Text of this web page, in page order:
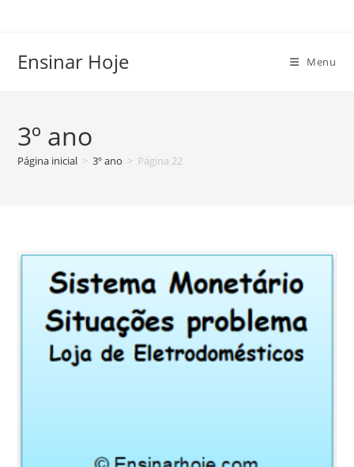
conteúdo
Ensinar Hoje Menu
3º ano
Página inicial > 3º ano > Página 22